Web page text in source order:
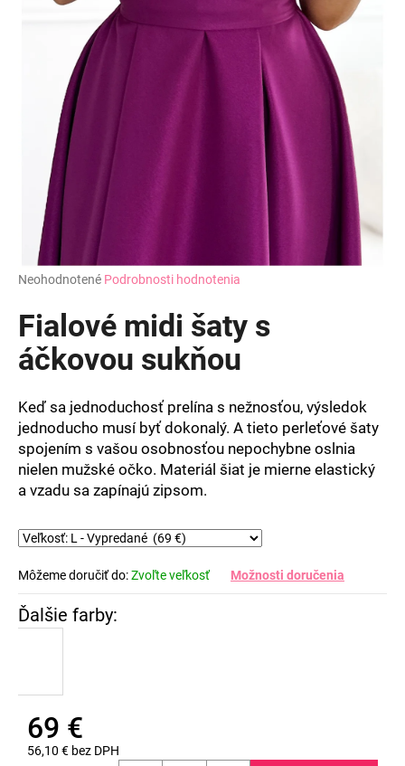
Priemerné
produktu
je
0,0
z
hviezdičiek.
Neohodnotené Podrobnosti hodnotenia
Fialové midi šaty s
áčkovou sukňou
Keď sa jednoduchosť prelína s nežnosťou, výsledok
jednoducho musí byť dokonalý. A tieto perleťové šaty
spojením s vašou osobnosťou nepochybne oslnia
nielen mužské očko. Materiál šiat je mierne elastický
a vzadu sa zapínajú zipsom.
Môžeme doručiť do:Zvoľte veľkosť Možnosti doručenia
69 €
56,10 € bez DPH